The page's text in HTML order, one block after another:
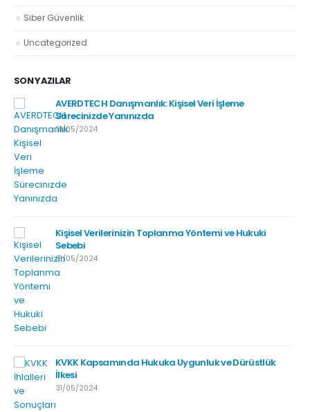
Siber Güvenlik
Uncategorized
SON YAZILAR
AVERDTECH Danışmanlık: Kişisel Veri İşleme
Sürecinizde Yanınızda
31/05/2024
Kişisel Verilerinizin Toplanma Yöntemi ve Hukuki
Sebebi
31/05/2024
KVKK Kapsamında Hukuka Uygunluk ve Dürüstlük
İlkesi
31/05/2024